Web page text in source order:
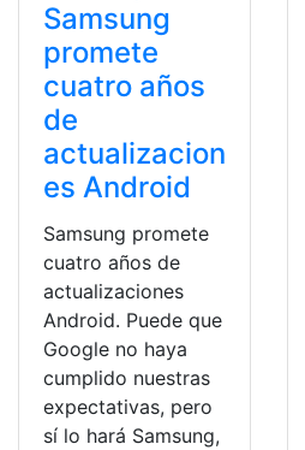
Samsung
promete
cuatro años
de
actualizacion
es Android
Samsung promete
cuatro años de
actualizaciones
Android. Puede que
Google no haya
cumplido nuestras
expectativas, pero
sí lo hará Samsung,